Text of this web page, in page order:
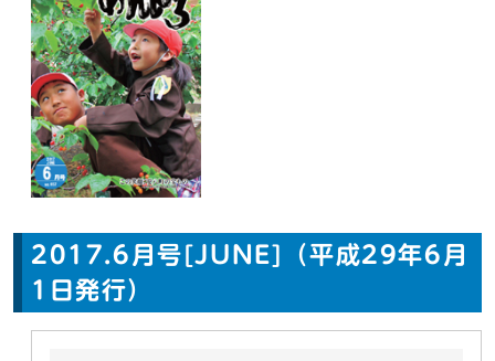
2017.6月号[JUNE]（平成29年6月
1日発行）